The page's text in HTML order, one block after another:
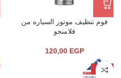
فوم تنظيف موتور السياره من
فلامنجو
120,00 EGP
-22%